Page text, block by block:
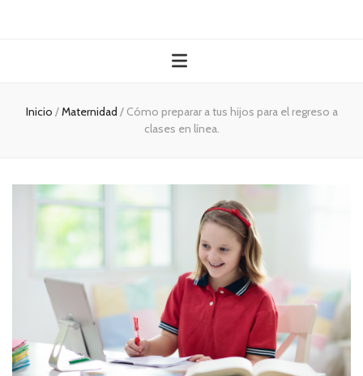
Inicio /Maternidad / Cómo preparar a tus hijos para el regreso a
clases en línea.